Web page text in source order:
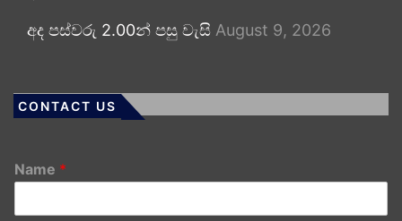
අද පස්වරු 2.00න් පසු වැසි August 9, 2026
CONTACT US
Name *